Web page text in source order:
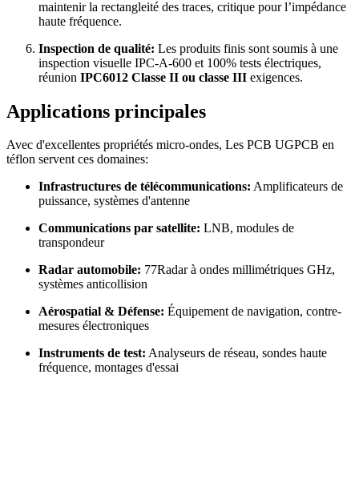
maintenir la rectangleité des traces, critique pour l’impédance
haute fréquence.
Inspection de qualité: Les produits finis sont soumis à une
inspection visuelle IPC-A-600 et 100% tests électriques,
réunion IPC6012 Classe II ou classe III exigences.
Applications principales
Avec d'excellentes propriétés micro-ondes, Les PCB UGPCB en
téflon servent ces domaines:
Infrastructures de télécommunications: Amplificateurs de
puissance, systèmes d'antenne
Communications par satellite: LNB, modules de
transpondeur
Radar automobile: 77Radar à ondes millimétriques GHz,
systèmes anticollision
Aérospatial & Défense: Équipement de navigation, contre-
mesures électroniques
Instruments de test: Analyseurs de réseau, sondes haute
fréquence, montages d'essai